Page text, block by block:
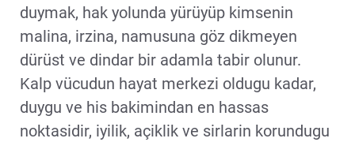
duymak, hak yolunda yürüyüp kimsenin
malina, irzina, namusuna göz dikmeyen
dürüst ve dindar bir adamla tabir olunur.
Kalp vücudun hayat merkezi oldugu kadar,
duygu ve his bakimindan en hassas
noktasidir, iyilik, açiklik ve sirlarin korundugu